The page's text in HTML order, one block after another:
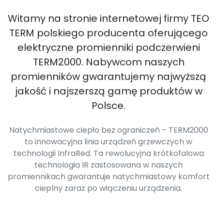
Witamy na stronie internetowej firmy TEO
TERM polskiego producenta oferującego
elektryczne promienniki podczerwieni
TERM2000. Nabywcom naszych
promienników gwarantujemy najwyższą
jakość i najszerszą gamę produktów w
Polsce.
Natychmiastowe ciepło bez ograniczeń – TERM2000
to innowacyjna linia urządzeń grzewczych w
technologii InfraRed. Ta rewolucyjna krótkofalowa
technologia IR zastosowana w naszych
promiennikach gwarantuje natychmiastowy komfort
cieplny zaraz po włączeniu urządzenia.